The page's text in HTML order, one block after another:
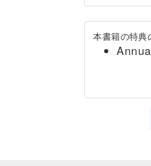
本書籍の特典